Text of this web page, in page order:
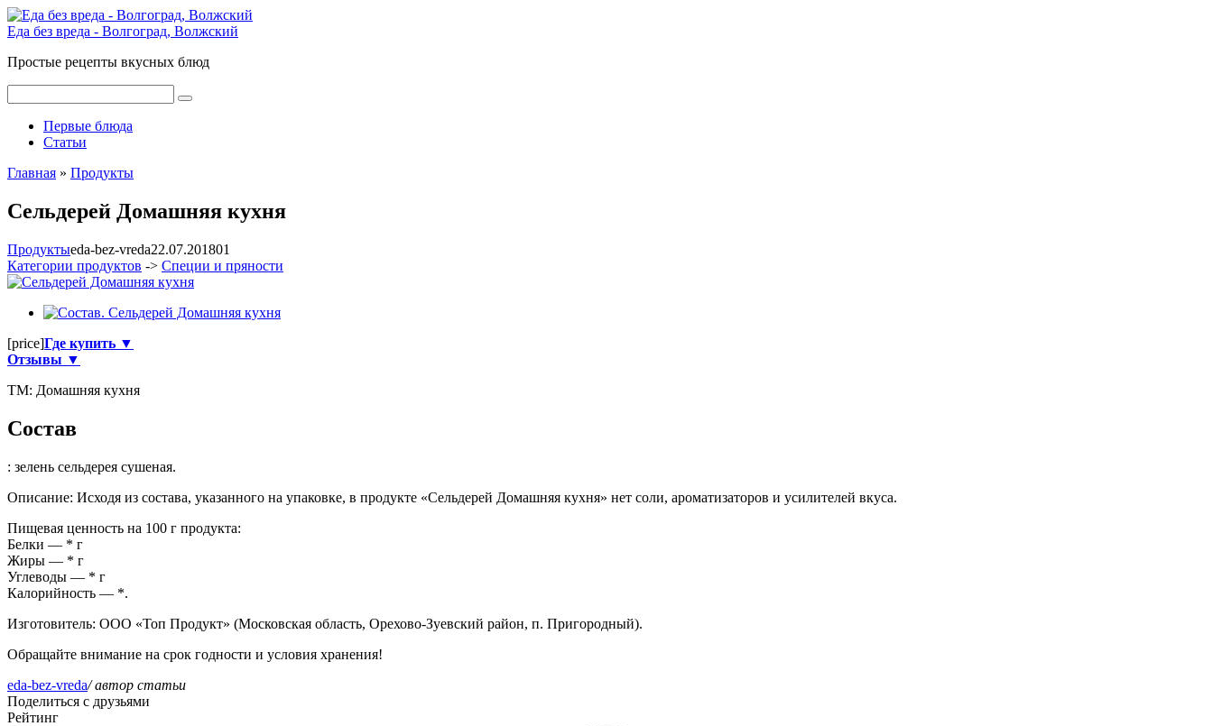
Перейти
к
Еда без вреда - Волгоград, Волжский
Простые рецепты вкусных блюд
Первые блюда
Статьи
Главная » Продукты
Сельдерей Домашняя кухня
Продуктыeda-bez-vreda22.07.201801
Категории продуктов -> Специи и пряности
[price]Где купить ▼
Отзывы ▼
ТМ: Домашняя кухня
Состав
: зелень сельдерея сушеная.
Описание: Исходя из состава, указанного на упаковке, в продукте «Сельдерей Домашняя кухня» нет соли, ароматизаторов и усилителей вкуса.
Пищевая ценность на 100 г продукта:
Белки — * г
Жиры — * г
Углеводы — * г
Калорийность — *.
Изготовитель: ООО «Топ Продукт» (Московская область, Орехово-Зуевский район, п. Пригородный).
Обращайте внимание на срок годности и условия хранения!
eda-bez-vreda/ автор статьи
Поделиться с друзьями
Рейтинг